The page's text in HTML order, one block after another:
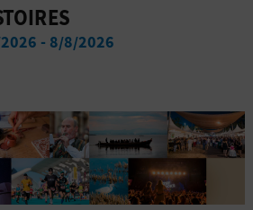
- 8/8/2026